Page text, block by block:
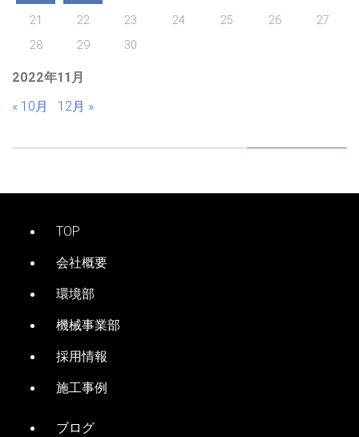
2022年11月
21
22 23 24 25 26
27
28
29 30
« 10月 12月 »
TOP
会社概要
環境部
機械事業部
採用情報
施工事例
ブログ